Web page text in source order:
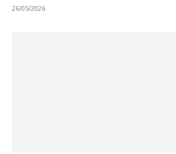
26/05/2026